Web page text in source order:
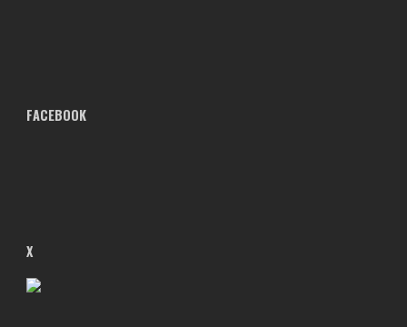
FACEBOOK
X